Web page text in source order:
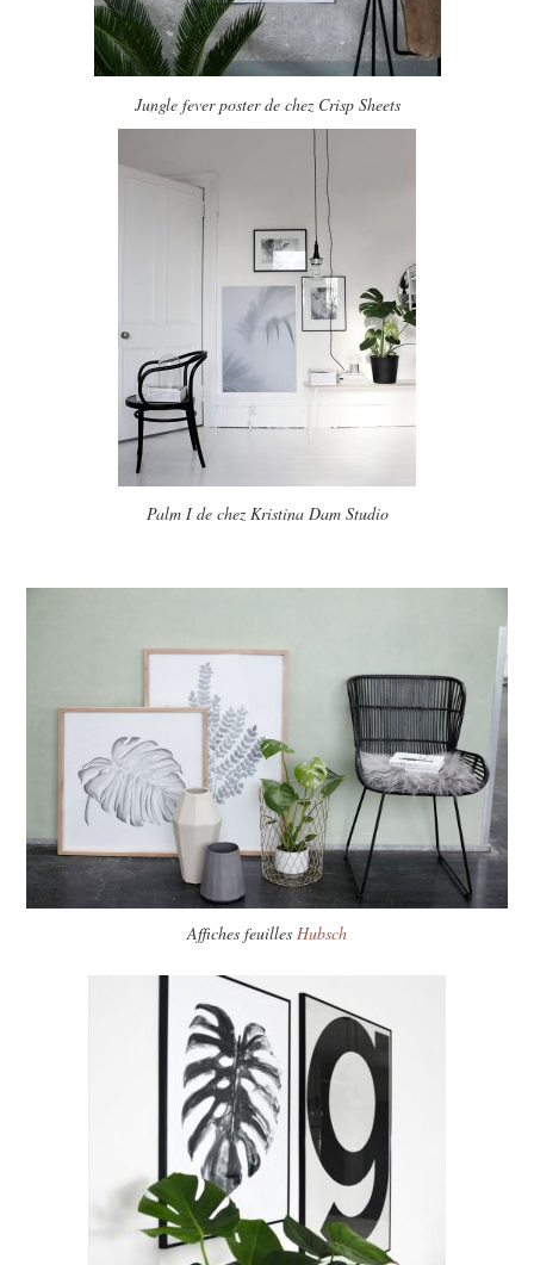
Jungle fever poster de chez Crisp Sheets
Palm I de chez Kristina Dam Studio
Affiches feuilles Hubsch